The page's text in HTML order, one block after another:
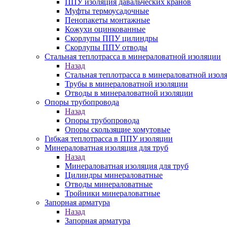
ППУ изоляция давальческих кранов
Муфты термоусадочные
Пенопакеты монтажные
Кожухи оцинкованные
Скорлупы ППУ цилиндры
Скорлупы ППУ отводы
Стальная теплотрасса в минераловатной изоляции
Назад
Стальная теплотрасса в минераловатной
Трубы в минераловатной изоляции
Отводы в минераловатной изоляции
Опоры трубопровода
Назад
Опоры трубопровода
Опоры скользящие хомутовые
Гибкая теплотрасса в ППУ изоляции
Минераловатная изоляция для труб
Назад
Минераловатная изоляция для труб
Цилиндры минераловатные
Отводы минераловатные
Тройники минераловатные
Запорная арматура
Назад
Запорная арматура